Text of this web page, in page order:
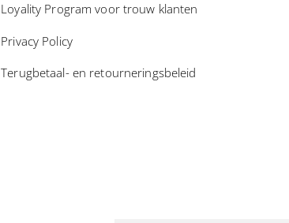
Loyality Program voor trouw klanten
Privacy Policy
Terugbetaal- en retourneringsbeleid